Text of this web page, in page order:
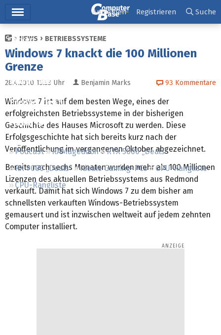
Ticker
Tests
Downloads
Preisvergleich
Forum
Podcast RAMageddon
RTX 5000 „Deals“
RX 9000 „Deals“
Ideale Gaming-PCs
GPU-Rangliste
CPU-Rangliste
Anmelden Registrieren Suche
NEWS BETRIEBSSYSTEME
Windows 7 knackt die 100 Millionen
Grenze
28.4.2010 15:33 Uhr Benjamin Marks 93 Kommentare
Windows 7 ist auf dem besten Wege, eines der
erfolgreichsten Betriebssysteme in der bisherigen
Geschichte des Hauses Microsoft zu werden. Diese
Erfolgsgeschichte hat sich bereits kurz nach der
Veröffentlichung im vergangenen Oktober abgezeichnet.
Bereits nach sechs Monaten wurden mehr als 100 Millionen
Lizenzen des aktuellen Betriebssystems aus Redmond
verkauft. Damit hat sich Windows 7 zu dem bisher am
schnellsten verkauften Windows-Betriebssystem
gemausert und ist inzwischen weltweit auf jedem zehnten
Computer installiert.